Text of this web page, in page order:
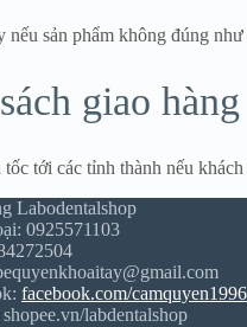
nếu sản phẩm không đúng như
giao hàng
tới các tỉnh thành nếu khách
Labodentalshop
0925571103
facebook.com/camquyen1996
shopee.vn/labdentalshop